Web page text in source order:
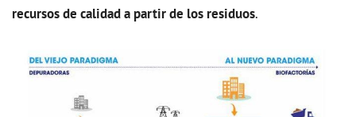
recursos de calidad a partir de los residuos.